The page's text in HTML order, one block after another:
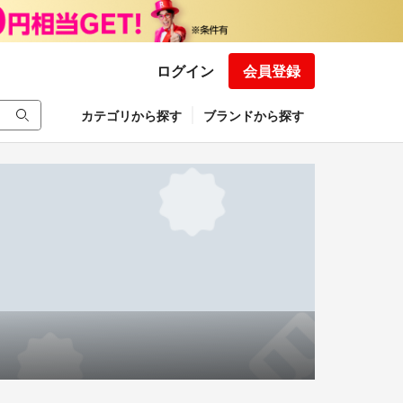
ログイン 会員登録
カテゴリから探す ブランドから探す